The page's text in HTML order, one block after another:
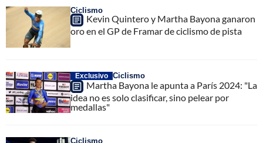
Ciclismo
Kevin Quintero y Martha Bayona ganaron
oro en el GP de Framar de ciclismo de pista
Exclusivo Ciclismo
Martha Bayona le apunta a París 2024: "La
idea no es solo clasificar, sino pelear por
medallas"
Ciclismo